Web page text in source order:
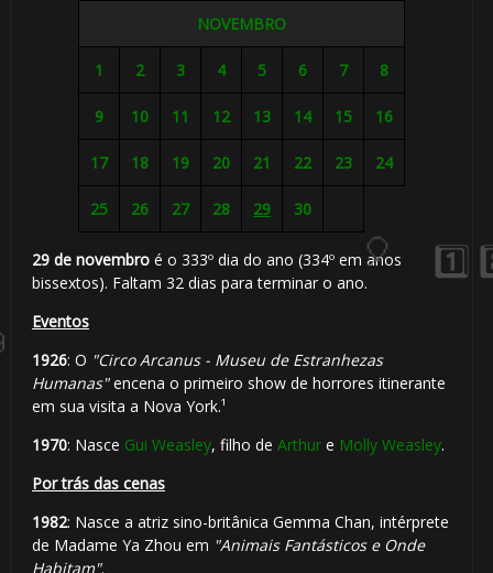
NOVEMBRO
1 2 3 4 5 6 7 8
9 10 11 12 13 14 15 16
17 18 19 20 21 22 23 24
25 26 27 28 29 30
29 de novembroé o 333º dia do ano (334º em anos
bissextos). Faltam 32 dias para terminar o ano.
Eventos
1926: O "Circo Arcanus - Museu de Estranhezas
Humanas"encena o primeiro show de horrores itinerante
em sua visita a Nova York.¹
1970: Nasce Gui Weasley, filho de Arthure Molly Weasley.
Por trás das cenas
1982: Nasce a atriz sino-britânica Gemma Chan, intérprete
de Madame Ya Zhou em "Animais Fantásticos e Onde
Habitam".
1️⃣